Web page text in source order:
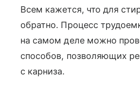
Всем кажется, что для
обратно. Процесс
на самом деле можно
способов, позволяющих
с карниза.